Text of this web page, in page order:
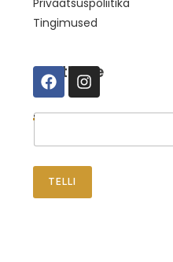
Tingimused
Suhtleme
Telli uudised
TELLI